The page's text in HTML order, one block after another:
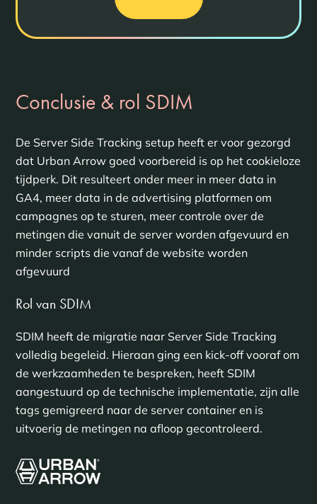
Conclusie & rol SDIM
De Server Side Tracking setup heeft er voor gezorgd
dat Urban Arrow goed voorbereid is op het cookieloze
tijdperk. Dit resulteert onder meer in meer data in
GA4, meer data in de advertising platformen om
campagnes op te sturen, meer controle over de
metingen die vanuit de server worden afgevuurd en
minder scripts die vanaf de website worden
afgevuurd
Rol van SDIM
SDIM heeft de migratie naar Server Side Tracking
volledig begeleid. Hieraan ging een kick-off vooraf om
de werkzaamheden te bespreken, heeft SDIM
aangestuurd op de technische implementatie, zijn alle
tags gemigreerd naar de server container en is
uitvoerig de metingen na afloop gecontroleerd.